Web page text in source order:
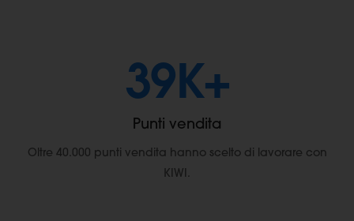
40K+
Punti vendita
Oltre 40.000 punti vendita hanno scelto di lavorare con
KIWI.